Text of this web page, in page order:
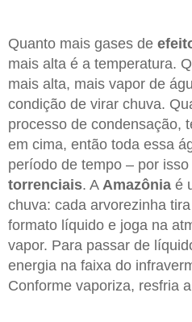
Quanto mais gases de
mais alta é a temperatura.
mais alta, mais vapor de
condição de virar chuva.
processo de condensação,
em cima, então toda essa
período de tempo – por
torrenciais. A Amazônia é
chuva: cada arvorezinha
formato líquido e joga na
vapor. Para passar de
energia na faixa do
Conforme vaporiza, resfria